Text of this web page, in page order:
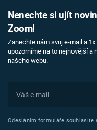
Nenechte si ujít
Zoom!
Zanechte nám svůj e-mail a 1x
upozorníme na to nejnovější a
našeho webu.
Odesláním formuláře souhlasíte